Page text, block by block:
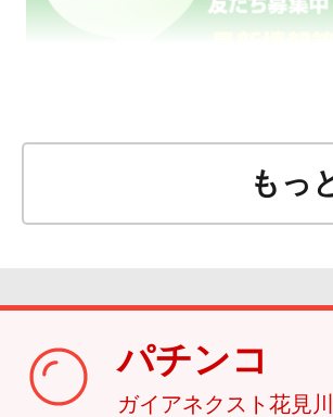
もっ
パチンコ
ガイアネクスト花見川